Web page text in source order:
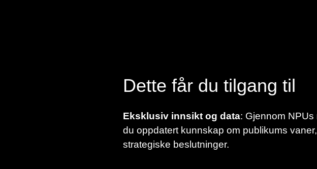
Dette får du tilgang til
Eksklusiv innsikt og data: Gjennom
du oppdatert kunnskap om publikums
strategiske beslutninger.